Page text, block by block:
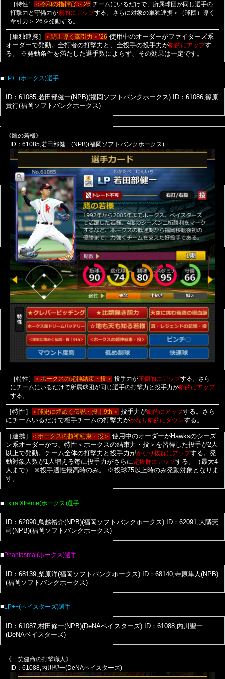
［特性］ ＜令和の指揮官＞’26チームにいるだけで、所属球団が同じ選手の
打撃力と守備力が劇的にアップする。さらに対象の単独連携＜（球団）導く
牽引力＞’26を発動する。
［単独連携］ ＜闘士導く牽引力＞’26 使用中のオーダーがファイターズ系
オーダーで発動。全打者の打撃力と、全投手の投手力が劇的にアップす
る。
※発動条件を満たした選手数によらず、その効果は一定です。
■ LP++(ホークス)選手
ID：61085,若田部健一(NPB)(福岡ソフトバンクホークス) ID：61086,篠原
貴行(福岡ソフトバンクホークス)
《鷹の若様》
ID：61085,若田部健一(NPB)(福岡ソフトバンクホークス)
［特性］ ＜ホークスの超神結束・投＞ 投手力が圧倒的にアップする。さら
にチームにいるだけで所属球団が同じ選手の打撃力と投手力が劇的にアップ
する。
［特性］ ＜球史に煌めく伝説・投｜9th＞ 投手力が劇的にアップする。さら
にチームいるだけで相手チームの打撃力がかなり劇的にダウンする。
［連携］ ＜ホークスの超神結束・投＞ 使用中のオーダーがHawksのシーズ
ン系オーダーかつ、特性＜ホークスの結束力・投＞を習得した投手が2人
以上で発動。チーム全体の打撃力と投手力がかなり抜群にアップする。発
動対象人数が1人増える毎に投手力がさらに超抜群にアップする。（最大4
人まで）
※投手適性最高時のみ。
※投球75以上時のみ発動対象となりま
す。
■ Extra Xtreme(ホークス)選手
ID：62090,鳥越裕介(NPB)(福岡ソフトバンクホークス) ID：62091,大隣憲
司(NPB)(福岡ソフトバンクホークス)
■ Phantasmal(ホークス)選手
ID：68139,柴原洋(福岡ソフトバンクホークス) ID：68140,寺原隼人(NPB)
(福岡ソフトバンクホークス)
■ LP++(ベイスターズ)選手
ID：61087,村田修一(NPB)(DeNAベイスターズ) ID：61088,内川聖一
(DeNAベイスターズ)
《一笑健命の打撃職人》
ID：61088,内川聖一(DeNAベイスターズ)